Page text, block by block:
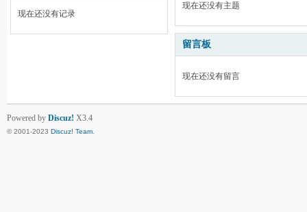
现在还没有记录
现在还没有主题
留言板
现在还没有留言
Powered by Discuz! X3.4
© 2001-2023 Discuz! Team